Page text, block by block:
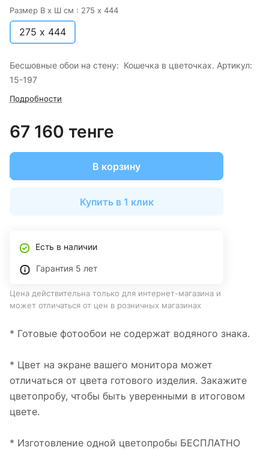
Размер В х Ш см : 275 х 444
275 х 444
Бесшовные обои на стену: Кошечка в цветочках. Артикул:
15-197
Подробности
67 160 тенге
В корзину
Купить в 1 клик
Есть в наличии
Гарантия 5 лет
Цена действительна только для интернет-магазина и
может отличаться от цен в розничных магазинах
* Готовые фотообои не содержат водяного знака.
* Цвет на экране вашего монитора может
отличаться от цвета готового изделия. Закажите
цветопробу, чтобы быть уверенными в итоговом
цвете.
* Изготовление одной цветопробы БЕСПЛАТНО